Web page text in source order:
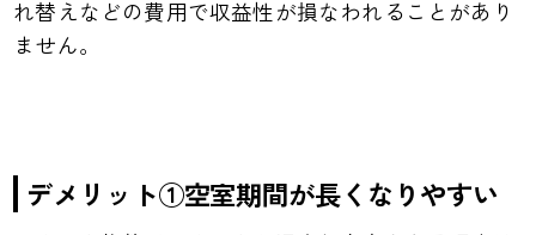
れ替えなどの費用で収益性が損なわれることがあり
ません。
デメリット①空室期間が長くなりやすい